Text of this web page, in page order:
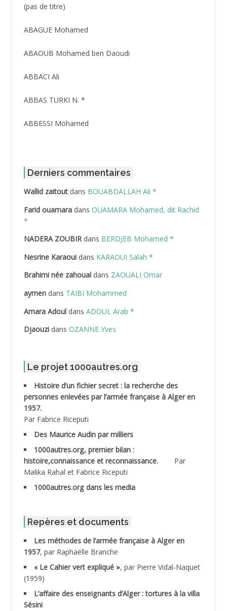
(pas de titre)Post
3416
ABAGUE Mohamed
ABAOUB Mohamed ben Daoudi
ABBACI Ali
ABBAS TURKI N. *
ABBESSI Mohamed
ABDAT Amar
ABDEDDAIM Hamid
ABDELAZIZ Mohamed
ABDELHAFID Lakhdar
ABDELLI Mohamed
ABDELLI Mohamed *
ABDELMOUMENE Ahmed
ABDESMED Mohamed ben Kaddour
ABDESSELAMI Kouider
ABDESSLEM Ahmed dit le Coiffeur
ABDOUDOU
ABID Mohamed
ABNOUN Salah
ACHACHE M.*
ACHLAF Ali
Derniers commentaires
Wallid zaitoutdans BOUABDALLAH Ali *
Farid ouamaradans OUAMARA Mohamed, dit Rachid
*
NADERA ZOUBIRdans BERDJEB Mohamed *
Nesrine Karaouidans KARAOUI Salah *
Brahimi née zahoualdans ZAOUALI Omar
aymendans TAIBI Mohammed
Amara Adouldans ADOUL Arab *
Djaouzidans OZANNE Yves
Le projet 1000autres.org
Histoire d’un fichier secret : la recherche des
personnes enlevées par l’armée française à Alger en
1957.
Par Fabrice Riceputi
Des Maurice Audin par milliers
1000autres.org, premier bilan :
histoire,connaissance et reconnaissance.
Par
Malika Rahal et Fabrice Riceputi
1000autres.org dans les media
Repères et documents
Les méthodes de l’armée française à Alger en
1957, par Raphaëlle Branche
« Le Cahier vert expliqué », par Pierre Vidal-Naquet
(1959)
L’affaire des enseignants d’Alger : tortures à la villa
Sésini